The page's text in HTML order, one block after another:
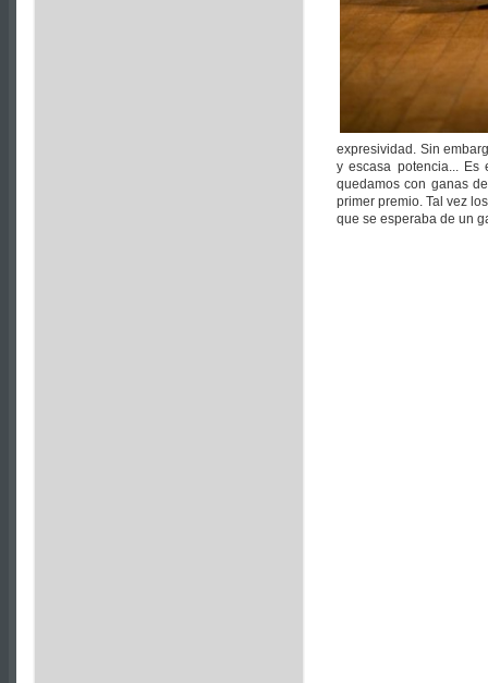
expresividad. Sin
y escasa potencia...
quedamos con ganas
primer premio. Tal vez
que se esperaba de un